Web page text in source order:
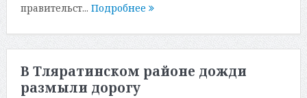
правительст... Подробнее
В Тляратинском районе дожди
размыли дорогу